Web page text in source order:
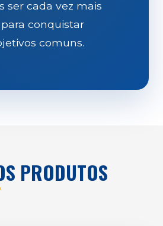
ser cada vez mais
conquistar
comuns.
PRODUTOS